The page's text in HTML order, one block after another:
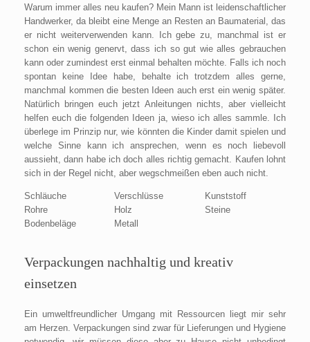
Warum immer alles neu kaufen? Mein Mann ist leidenschaftlicher
Handwerker, da bleibt eine Menge an Resten an Baumaterial, das
er nicht weiterverwenden kann. Ich gebe zu, manchmal ist er
schon ein wenig genervt, dass ich so gut wie alles gebrauchen
kann oder zumindest erst einmal behalten möchte. Falls ich noch
spontan keine Idee habe, behalte ich trotzdem alles gerne,
manchmal kommen die besten Ideen auch erst ein wenig später.
Natürlich bringen euch jetzt Anleitungen nichts, aber vielleicht
helfen euch die folgenden Ideen ja, wieso ich alles sammle. Ich
überlege im Prinzip nur, wie könnten die Kinder damit spielen und
welche Sinne kann ich ansprechen, wenn es noch liebevoll
aussieht, dann habe ich doch alles richtig gemacht. Kaufen lohnt
sich in der Regel nicht, aber wegschmeißen eben auch nicht.
Schläuche
Rohre
Bodenbeläge
Verschlüsse
Holz
Metall
Kunststoff
Steine
Verpackungen nachhaltig und kreativ
einsetzen
Ein umweltfreundlicher Umgang mit Ressourcen liegt mir sehr
am Herzen. Verpackungen sind zwar für Lieferungen und Hygiene